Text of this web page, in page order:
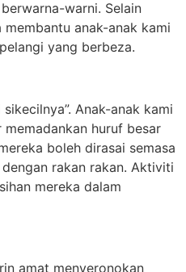
warni. Selain
anak-anak kami
yang berbeza.
Anak-anak kami
huruf besar
boleh dirasai semasa
rakan rakan. Aktiviti
mereka dalam
amat menyeronokan